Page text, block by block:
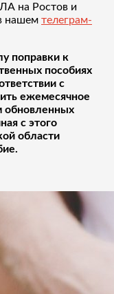
на Ростов и
нашем телеграм-
поправки к
пособиях
с
ежемесячное
обновленных
с этого
области